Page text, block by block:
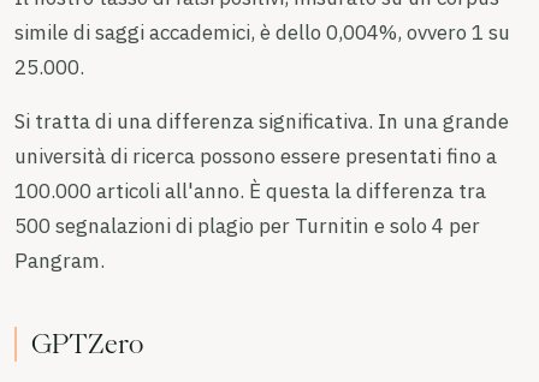
simile di saggi accademici, è dello 0,004%, ovvero 1 su
25.000.
Si tratta di una differenza significativa. In una grande
università di ricerca possono essere presentati fino a
100.000 articoli all'anno. È questa la differenza tra
500 segnalazioni di plagio per Turnitin e solo 4 per
Pangram.
GPTZero